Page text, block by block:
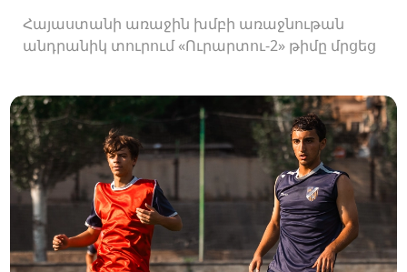
Հայաստանի առաջին խմբի առաջնութան
անդրանիկ տուրում «Ուրարտու-2» թիմը մրցեց